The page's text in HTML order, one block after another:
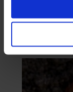
- surmie